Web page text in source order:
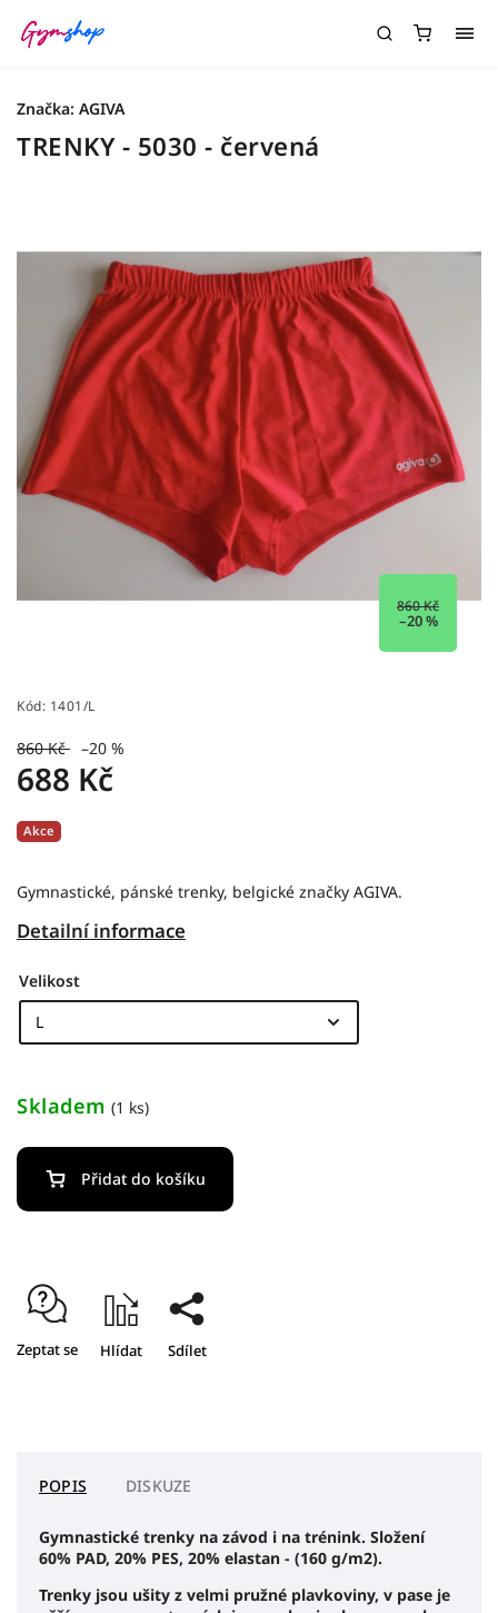
TRENKY - 5030 - červená
860 Kč
–20 %
Kód: 1401/L
860 Kč –20 %
688 Kč
Gymnastické, pánské trenky, belgické značky AGIVA.
Detailní informace
Akce
Značka: AGIVA
Velikost
Skladem (1 ks)
Přidat do košíku
Zeptat se Hlídat Sdílet
POPIS DISKUZE
Gymnastické trenky na závod i na trénink. Složení
60% PAD, 20% PES, 20% elastan - (160 g/m2).
Trenky jsou ušity z velmi pružné plavkoviny, v pase je